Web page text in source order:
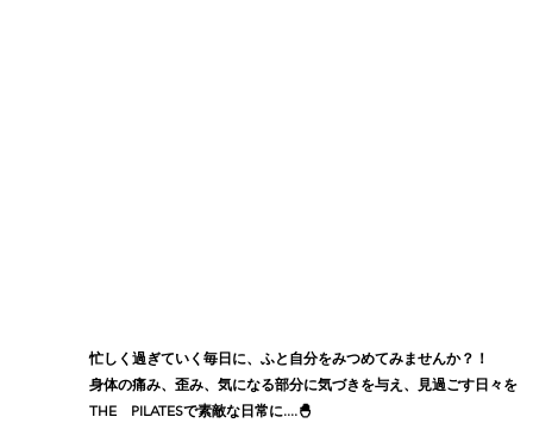
忙しく過ぎていく毎日に、ふと自分をみつめてみませんか？！
身体の痛み、歪み、気になる部分に気づきを与え、見過ごす日々を
THE　PILATESで素敵な日常に....🐣